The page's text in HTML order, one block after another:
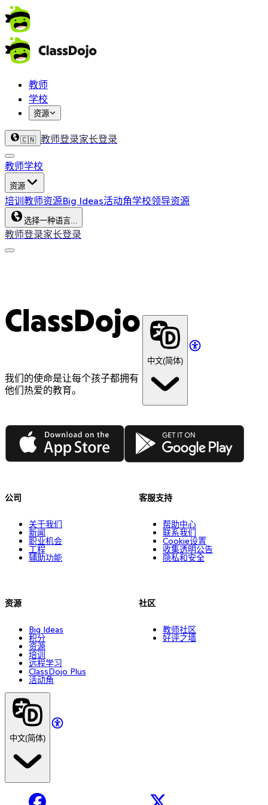
教师
学校
资源
🇨🇳 教师登录家长登录
教师学校
资源
培训 教师资源Big Ideas活动角学校领导资源
选择一种语言...
教师登录家长登录
ClassDojo
我们的使命是让每个孩子都拥有
他们热爱的教育。
中文(简体)
App Store Google Play
公司
关于我们
新闻
职业机会
工程
辅助功能
资源
Big Ideas
积分
资源
培训
远程学习
ClassDojo Plus
活动角
客服支持
帮助中心
联系我们
Cookie设置
收集透明公告
隐私和安全
社区
教师社区
好评之墙
中文(简体)
Facebook X